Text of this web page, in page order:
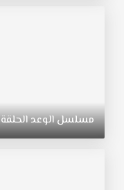
بعد
وفاة
مسلسلالوعدالحلقة